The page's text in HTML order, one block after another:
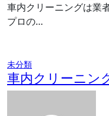
車内クリーニングは業者に依頼できる 車内クリーニングを
プロの…
未分類
車内クリーニン